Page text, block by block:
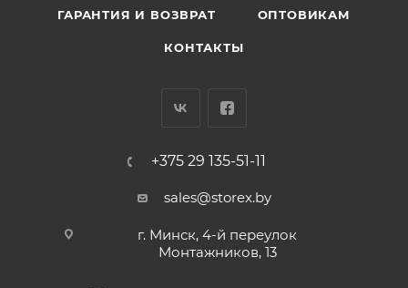
ГАРАНТИЯ И ВОЗВРАТ ОПТОВИКАМ
КОНТАКТЫ
+375 29 135-51-11
sales@storex.by
г. Минск, 4-й переулок
Монтажников, 13